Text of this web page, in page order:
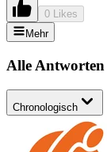
0 Likes
Mehr
Alle Antworten
Chronologisch